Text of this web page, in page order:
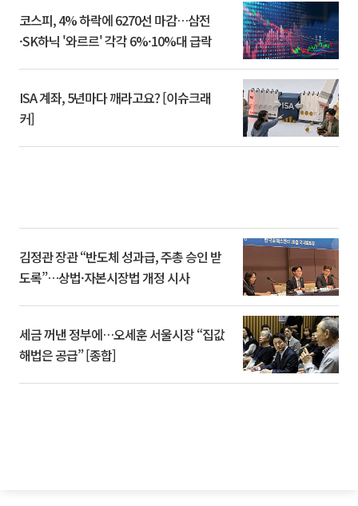
코스피, 4% 하락에 6270선 마감…삼전
·SK하닉 '와르르' 각각 6%·10%대 급락
ISA 계좌, 5년마다 깨라고요? [이슈크래
커]
김정관 장관 “반도체 성과급, 주총 승인 받
도록”…상법·자본시장법 개정 시사
세금 꺼낸 정부에…오세훈 서울시장 “집값
해법은 공급” [종합]